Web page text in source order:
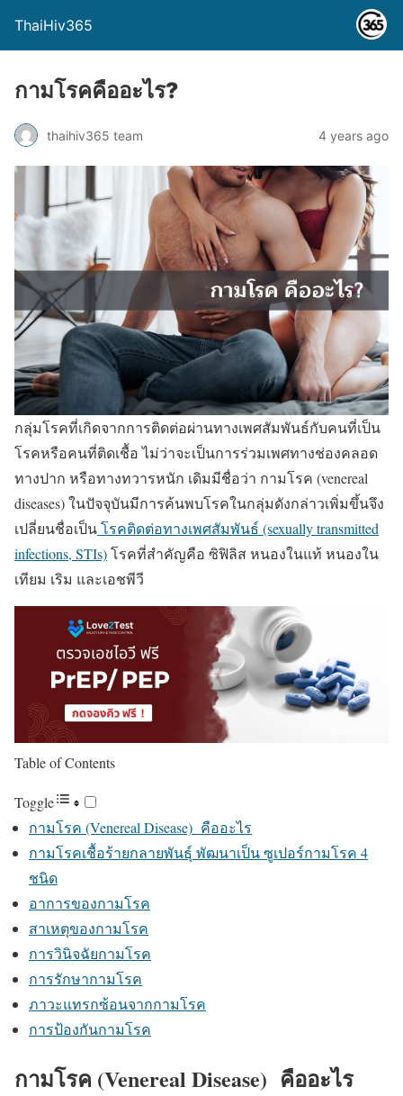
ThaiHiv365
กามโรคคืออะไร?
thaihiv365 team 4 years ago
กลุ่มโรคที่เกิดจากการติดต่อผ่านทางเพศสัมพันธ์กับคนที่เป็น
โรคหรือคนที่ติดเชื้อ ไม่ว่าจะเป็นการร่วมเพศทางช่องคลอด
ทางปาก หรือทางทวารหนัก เดิมมีชื่อว่า กามโรค (venereal
diseases) ในปัจจุบันมีการค้นพบโรคในกลุ่มดังกล่าวเพิ่มขึ้นจึง
เปลี่ยนชื่อเป็นโรคติดต่อทางเพศสัมพันธ์ (sexually transmitted
infections, STIs)โรคที่สำคัญคือ ซิฟิลิส หนองในแท้ หนองใน
เทียม เริม และเอชพีวี
Table of Contents
Toggle
กามโรค (Venereal Disease) คืออะไร
กามโรคเชื้อร้ายกลายพันธุ์ พัฒนาเป็น ซูเปอร์กามโรค 4
ชนิด
อาการของกามโรค
สาเหตุของกามโรค
การวินิจฉัยกามโรค
การรักษากามโรค
ภาวะแทรกซ้อนจากกามโรค
การป้องกันกามโรค
กามโรค (Venereal Disease) คืออะไร